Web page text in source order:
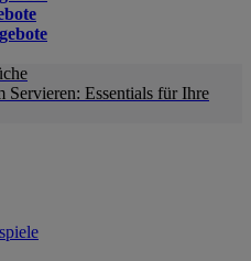
Servieren: Essentials für Ihre